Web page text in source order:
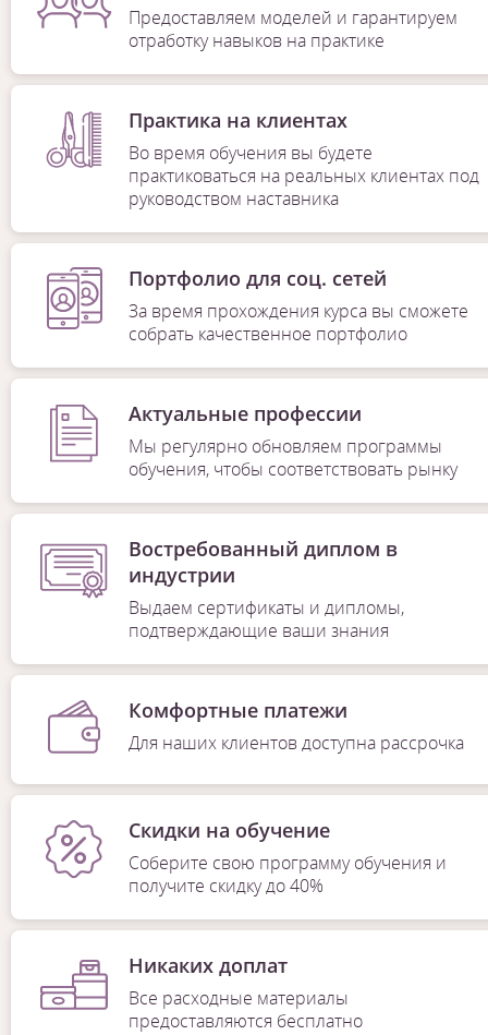
Предоставляем моделей и гарантируем
отработку навыков на практике
Практика на клиентах
Во время обучения вы будете
практиковаться на реальных клиентах под
руководством наставника
Портфолио для соц. сетей
За время прохождения курса вы сможете
собрать качественное портфолио
Актуальные профессии
Мы регулярно обновляем программы
обучения, чтобы соответствовать рынку
Востребованный диплом в
индустрии
Выдаем сертификаты и дипломы,
подтверждающие ваши знания
Комфортные платежи
Для наших клиентов доступна рассрочка
Скидки на обучение
Соберите свою программу обучения и
получите скидку до 40%
Никаких доплат
Все расходные материалы
предоставляются бесплатно